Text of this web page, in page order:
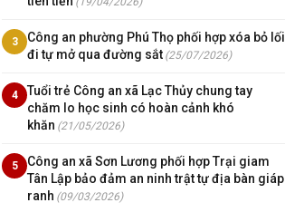
3
Công an phường Phú Thọ phối hợp xóa bỏ lối
đi tự mở qua đường sắt (25/07/2026)
4
Tuổi trẻ Công an xã Lạc Thủy chung tay
chăm lo học sinh có hoàn cảnh khó
khăn (21/05/2026)
5
Công an xã Sơn Lương phối hợp Trại giam
Tân Lập bảo đảm an ninh trật tự địa bàn giáp
ranh (09/03/2026)